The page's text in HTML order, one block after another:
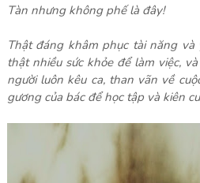
Tàn nhưng không phế là đây!
Thật đáng khâm phục tài năng và
thật nhiều sức khỏe để làm việc,
người luôn kêu ca, than vãn về
gương của bác để học tập và kiên